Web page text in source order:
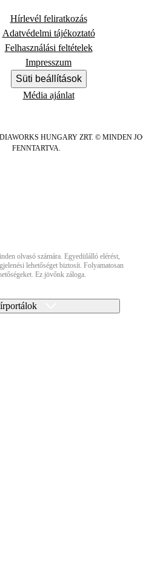
Hírlevél feliratkozás
Adatvédelmi tájékoztató
Felhasználási feltételek
Impresszum
Süti beállítások
Média ajánlat
HUNGARY ZRT. © MINDEN
FENNTARTVA.
olvasó számára. Egyedülálló elérést,
lehetőséget biztosít. Folyamatosan
Ez jövőnk záloga.